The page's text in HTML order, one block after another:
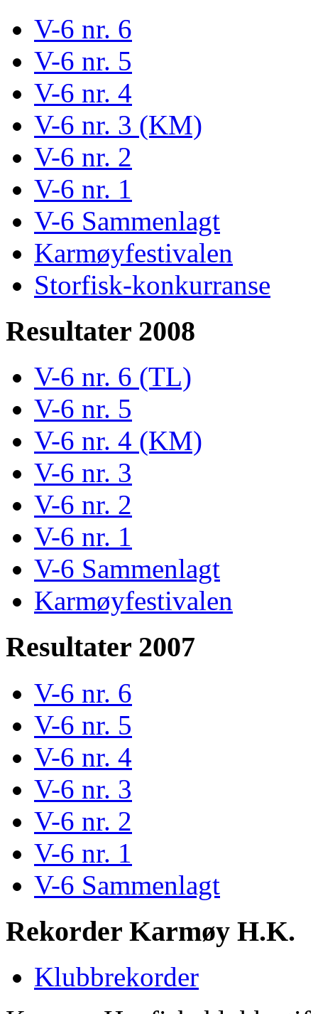
V-6 nr. 6
V-6 nr. 5
V-6 nr. 4
V-6 nr. 3 (KM)
V-6 nr. 2
V-6 nr. 1
V-6 Sammenlagt
Karmøyfestivalen
Storfisk-konkurranse
Resultater 2008
V-6 nr. 6 (TL)
V-6 nr. 5
V-6 nr. 4 (KM)
V-6 nr. 3
V-6 nr. 2
V-6 nr. 1
V-6 Sammenlagt
Karmøyfestivalen
Resultater 2007
V-6 nr. 6
V-6 nr. 5
V-6 nr. 4
V-6 nr. 3
V-6 nr. 2
V-6 nr. 1
V-6 Sammenlagt
Rekorder Karmøy H.K.
Klubbrekorder